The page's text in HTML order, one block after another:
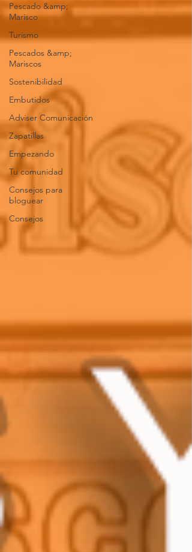
Pescado &amp;
Marisco
Turismo
Pescados &amp;
Mariscos
Sostenibilidad
Embutidos
Adviser Comunicación
Zapatillas
Empezando
Tu comunidad
Consejos para
bloguear
Consejos